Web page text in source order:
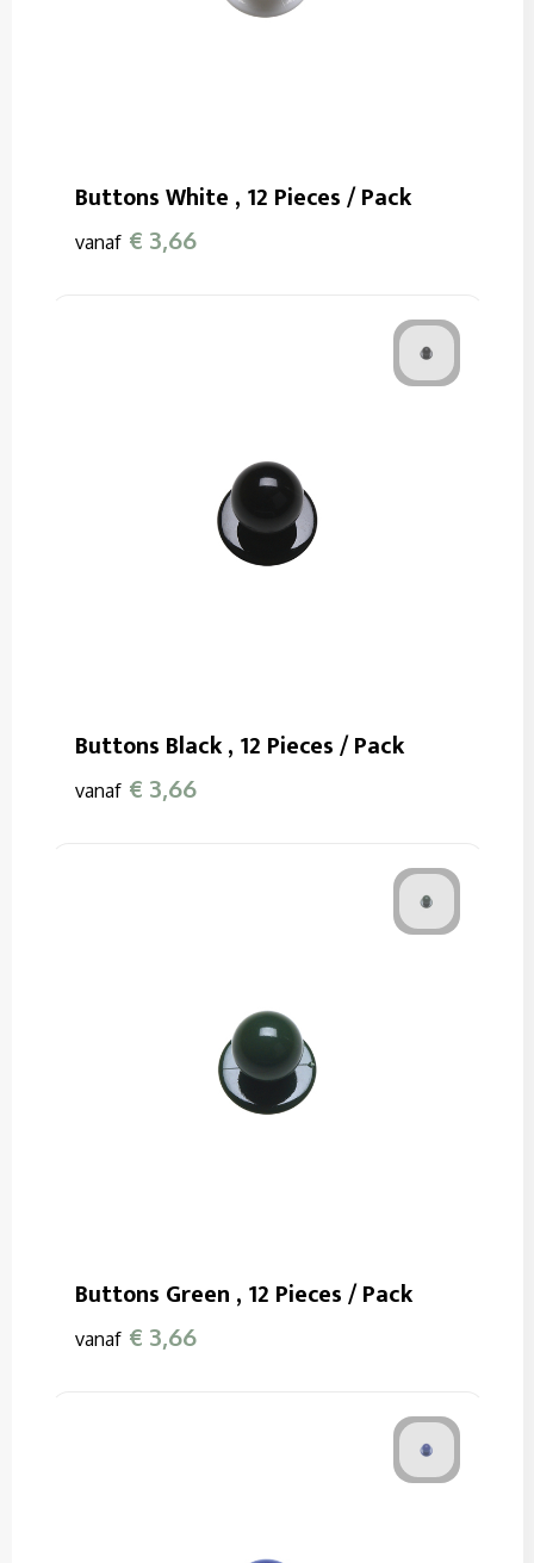
Buttons White , 12 Pieces / Pack
vanaf € 3,66
Buttons Black , 12 Pieces / Pack
vanaf € 3,66
Buttons Green , 12 Pieces / Pack
vanaf € 3,66